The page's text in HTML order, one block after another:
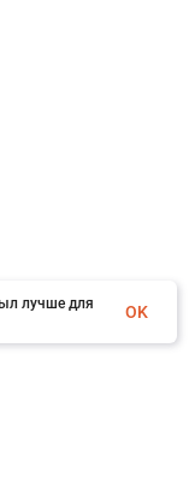
лучше для
OK